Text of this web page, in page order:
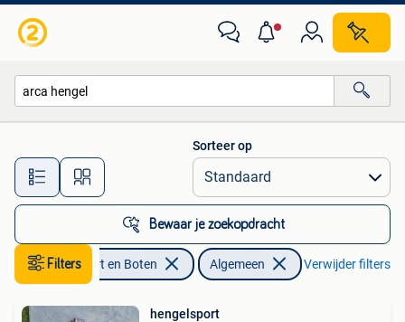
Alle afstanden…
Sorteer op
Bewaar je zoekopdracht
Filters
Watersport en Boten Algemeen Verwijder filters
hengelsport